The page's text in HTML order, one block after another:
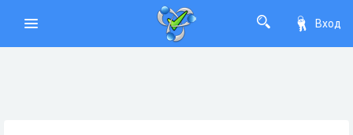
Вход